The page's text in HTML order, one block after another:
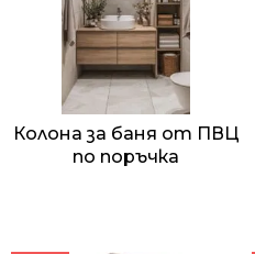
Колона за баня от ПВЦ
по поръчка